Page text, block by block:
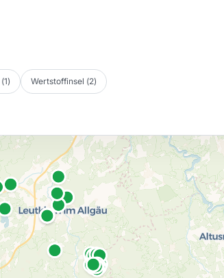
(1) Wertstoffinsel (2)